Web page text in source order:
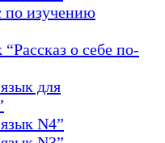
по изучению
о себе по-
для
N4”